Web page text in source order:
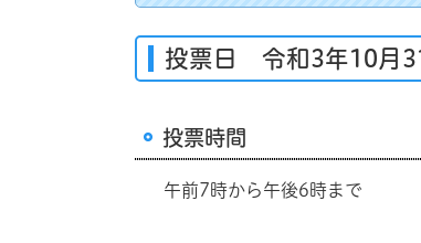
投票日 令和3年10月
投票時間
午前7時から午後6時まで